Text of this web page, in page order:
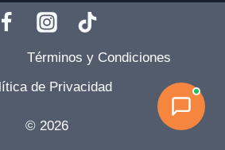
Términos y Condiciones
de Privacidad
© 2026